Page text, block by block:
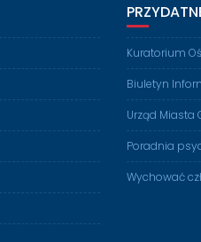
Kuratorium
Biuletyn
Urząd Miasta
Poradnia
Wychować